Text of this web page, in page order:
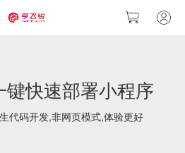
键快速部署小程序
代码开发,非网页模式,体验更好